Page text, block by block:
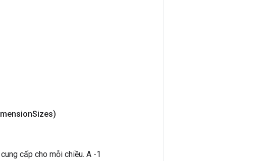
Sizes)
cấp cho mỗi chiều. A -1